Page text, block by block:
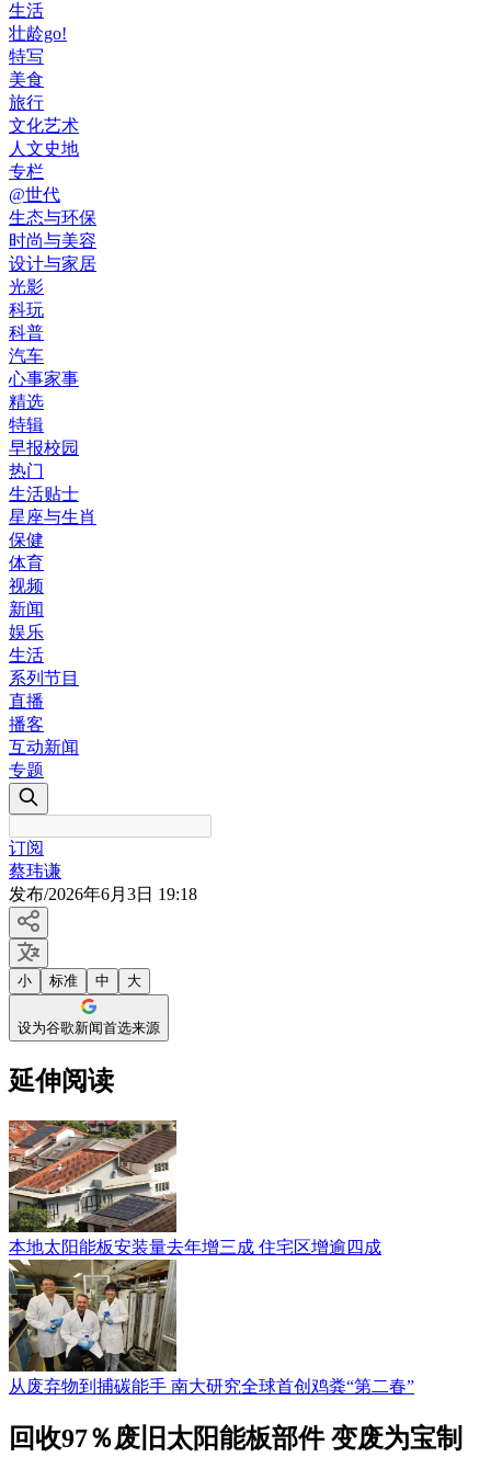
生活
壮龄go!
特写
美食
旅行
文化艺术
人文史地
专栏
@世代
生态与环保
时尚与美容
设计与家居
光影
科玩
科普
汽车
心事家事
精选
特辑
早报校园
热门
生活贴士
星座与生肖
保健
体育
视频
新闻
娱乐
生活
系列节目
直播
播客
互动新闻
专题
订阅
蔡玮谦
发布/2026年6月3日 19:18
小 标准 中 大
设为谷歌新闻首选来源
延伸阅读
本地太阳能板安装量去年增三成 住宅区增逾四成
从废弃物到捕碳能手 南大研究全球首创鸡粪“第二春”
回收97％废旧太阳能板部件 变废为宝制